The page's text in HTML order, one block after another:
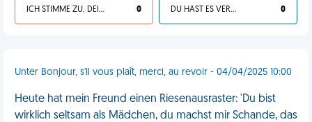
ICH STIMME ZU, DEIN LEBEN IST SCHEISSE 0 DU HAST ES VERDIENT 0
Unter Bonjour, s'il vous plaît, merci, au revoir - 04/04/2025 10:00
Heute hat mein Freund einen Riesenausraster: 'Du bist
wirklich seltsam als Mädchen, du machst mir Schande, das